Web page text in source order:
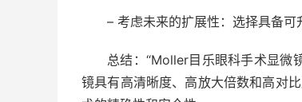
– 考虑未来的扩展性：选择具备可
总结：“Moller目乐眼科手术显微
镜具有高清晰度、高放大倍数和高对